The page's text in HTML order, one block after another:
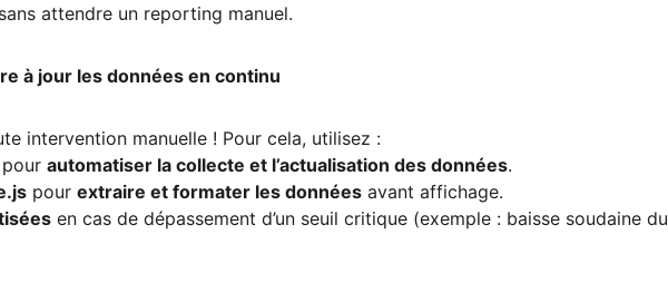
attendre un reporting manuel.
à jour les données en continu
intervention manuelle ! Pour cela, utilisez :
automatiser la collecte et l’actualisation des données.
pour extraire et formater les données avant affichage.
en cas de dépassement d’un seuil critique (exemple : baisse soudaine du